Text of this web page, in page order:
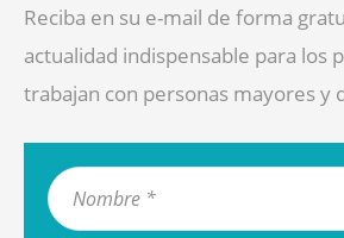
Reciba en su e-mail de forma
actualidad indispensable para los
trabajan con personas mayores y